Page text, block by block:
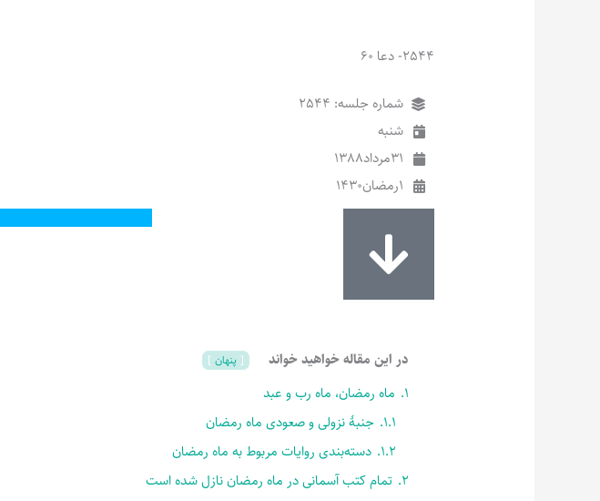
2544- دعا 60
شماره جلسه: 2544
شنبه
31مرداد1388
1رمضان1430
در این مقاله خواهید خواند پنهان
1. ماه رمضان، ماه رب و عبد
1.1. جنبۀ نزولی و صعودی ماه رمضان
1.2. دسته‌بندی روایات مربوط به ماه رمضان
2. تمام کتب آسمانی در ماه رمضان نازل شده است